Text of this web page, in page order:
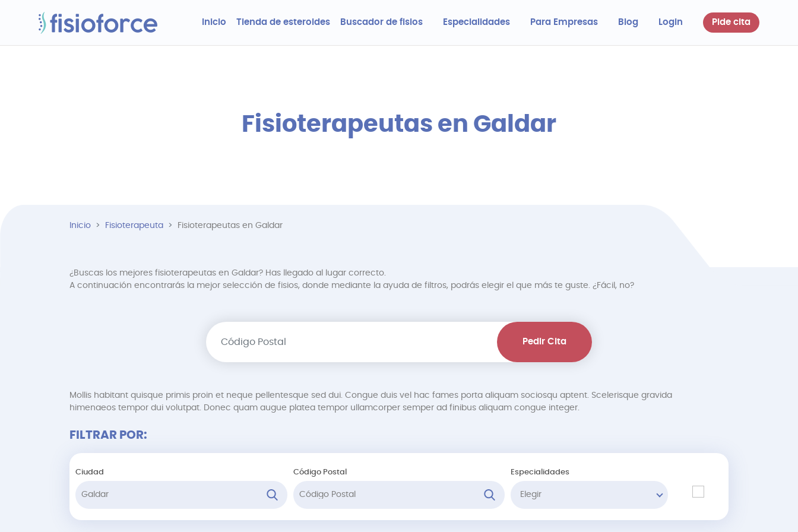
Inicio Tienda de esteroides Buscador de fisios Especialidades Para Empresas Blog Login Pide cita
Fisioterapeutas en Galdar
Inicio Fisioterapeuta Fisioterapeutas en Galdar
¿Buscas los mejores fisioterapeutas en Galdar? Has llegado al lugar correcto.
A continuación encontrarás la mejor selección de fisios, donde mediante la ayuda de filtros, podrás elegir el que más te guste. ¿Fácil, no?
Pedir Cita
Mollis habitant quisque primis proin et neque pellentesque sed dui. Congue duis vel hac fames porta aliquam sociosqu aptent. Scelerisque gravida
himenaeos tempor dui volutpat. Donec quam augue platea tempor ullamcorper semper ad finibus aliquam congue integer.
FILTRAR POR:
Ciudad Código Postal Especialidades
Elegir